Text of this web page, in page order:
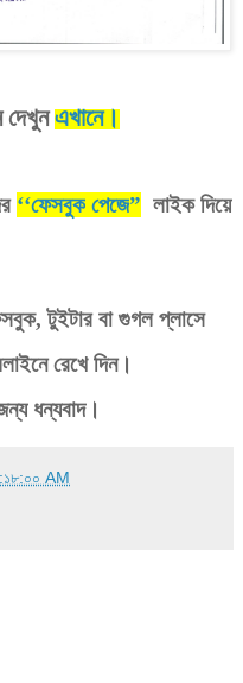
দেখুনএখানে।
‘‘ফেসবুক পেজে” লাইক দিয়ে
,টুইটার বা গুগল প্লাসে
রেখে দিন।
ধন্যবাদ।
AM